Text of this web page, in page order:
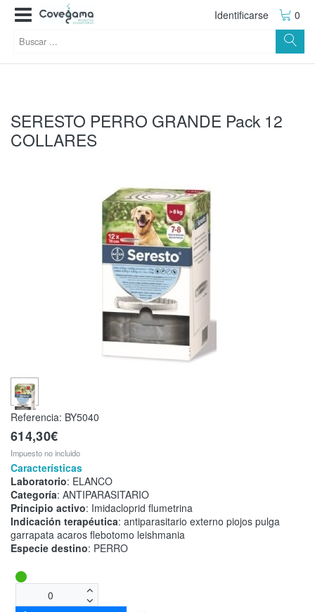
Identificarse 0
SERESTO PERRO GRANDE Pack 12
COLLARES
Referencia: BY5040
614,30€
Impuesto no incluido
Características
Laboratorio: ELANCO
Categoría: ANTIPARASITARIO
Principio activo: Imidacloprid flumetrina
Indicación terapéutica: antiparasitario externo piojos pulga
garrapata acaros flebotomo leishmania
Especie destino: PERRO